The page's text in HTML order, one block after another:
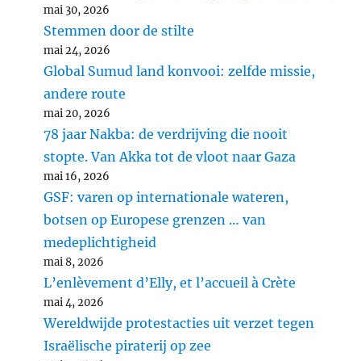
mai 30, 2026
Stemmen door de stilte
mai 24, 2026
Global Sumud land konvooi: zelfde missie,
andere route
mai 20, 2026
78 jaar Nakba: de verdrijving die nooit
stopte. Van Akka tot de vloot naar Gaza
mai 16, 2026
GSF: varen op internationale wateren,
botsen op Europese grenzen … van
medeplichtigheid
mai 8, 2026
L’enlèvement d’Elly, et l’accueil à Crète
mai 4, 2026
Wereldwijde protestacties uit verzet tegen
Israëlische piraterij op zee